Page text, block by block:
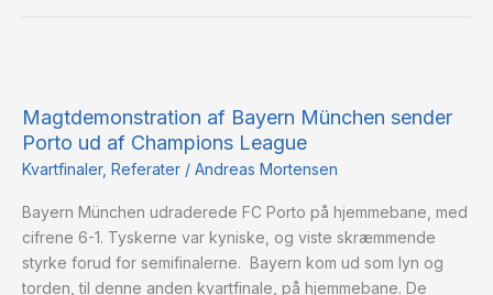
Magtdemonstration af Bayern München sender
Porto ud af Champions League
Kvartfinaler, Referater / Andreas Mortensen
Bayern München udraderede FC Porto på hjemmebane, med
cifrene 6-1. Tyskerne var kyniske, og viste skræmmende
styrke forud for semifinalerne. Bayern kom ud som lyn og
torden, til denne anden kvartfinale, på hjemmebane. De
Bayern
München
sender
ud
af
Champions